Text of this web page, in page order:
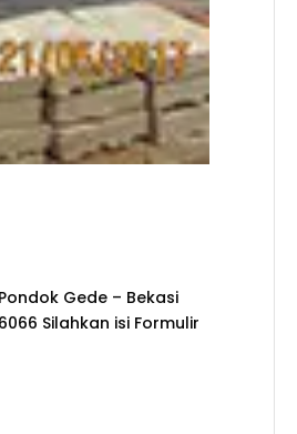
Gede – Bekasi
Silahkan isi Formulir